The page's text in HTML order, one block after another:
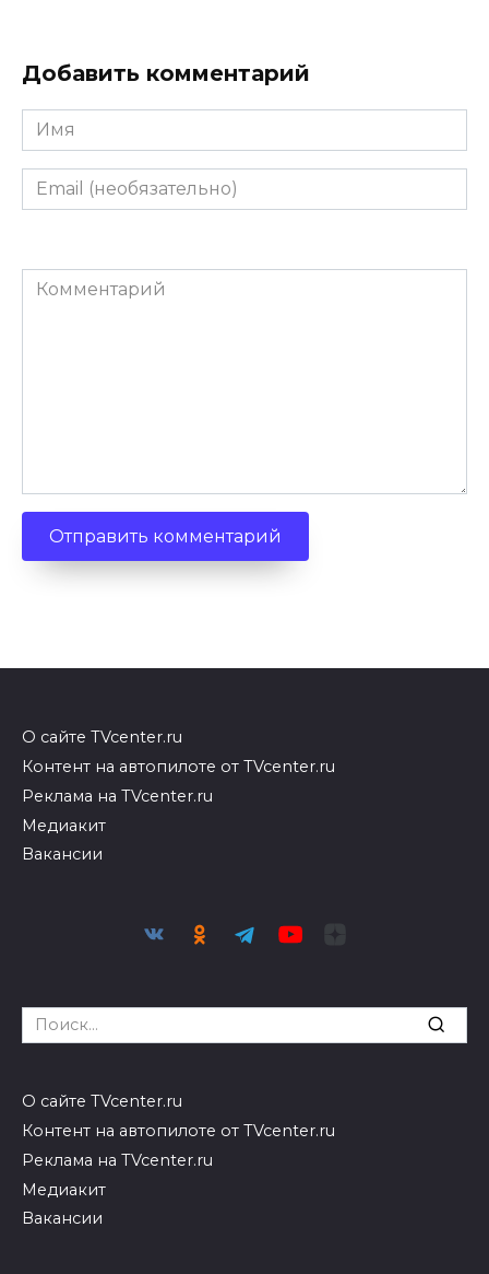
Добавить комментарий
Имя
Email
(необязательно)
Комментарий
О сайте TVcenter.ru
Контент на автопилоте от TVcenter.ru
Реклама на TVcenter.ru
Медиакит
Вакансии
Search
for:
О сайте TVcenter.ru
Контент на автопилоте от TVcenter.ru
Реклама на TVcenter.ru
Медиакит
Вакансии